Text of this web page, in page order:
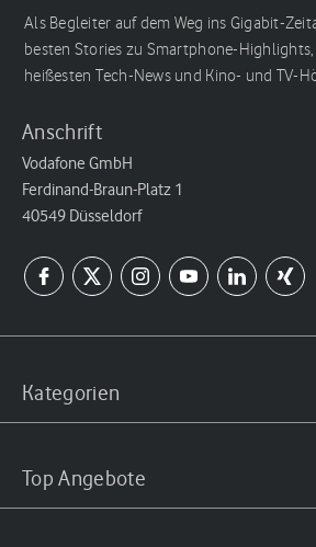
Als Begleiter auf dem Weg ins Gigabit-
besten Stories zu Smartphone-Highlights,
heißesten Tech-News und Kino- und TV-
Anschrift
Vodafone GmbH
Ferdinand-Braun-Platz 1
40549 Düsseldorf
Kategorien
Top Angebote